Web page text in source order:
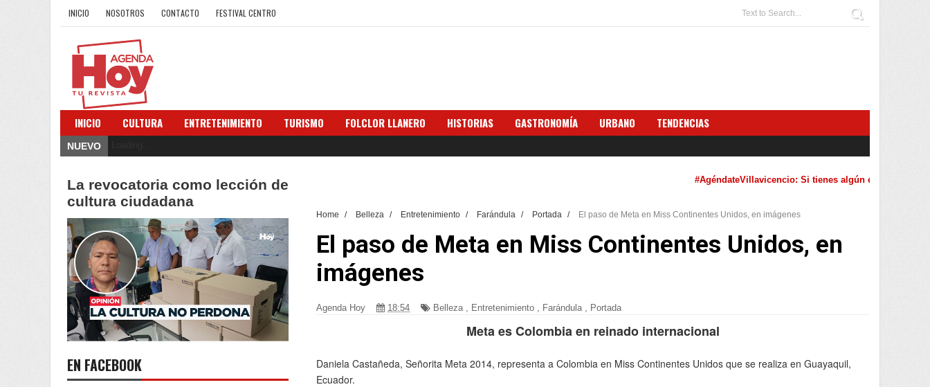
INICIO NOSOTROS CONTACTO FESTIVAL CENTRO
INICIO CULTURA ENTRETENIMIENTO TURISMO FOLCLOR LLANERO HISTORIAS GASTRONOMÍA URBANO TENDENCIAS
NUEVO
#AgéndateVillavicencio: Si tienes algún evento cultural que
Home / Belleza / Entretenimiento / Farándula / Portada / El paso de Meta en Miss Continentes Unidos, en imágenes
El paso de Meta en Miss Continentes Unidos, en
imágenes
Agenda Hoy 18:54 Belleza, Entretenimiento , Farándula, Portada
Meta es Colombia en reinado internacional
Daniela Castañeda, Señorita Meta 2014, representa a Colombia en Miss Continentes Unidos que se realiza en Guayaquil,
Ecuador.
La revocatoria como lección de
cultura ciudadana
EN FACEBOOK